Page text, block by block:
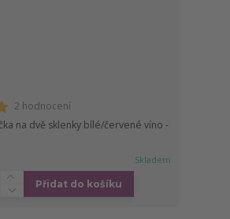
2 hodnocení
na dvě sklenky bílé/červené víno -
Skladem
Přidat do košíku